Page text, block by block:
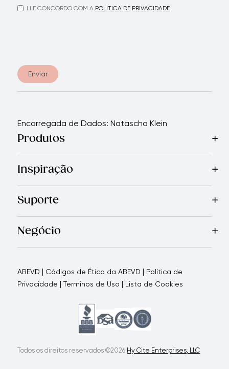
LI E CONCORDO COM A POLITICA DE PRIVACIDADE
Enviar
Encarregada de Dados: Natascha Klein
Produtos
Mais VendidosCozinhaFacasTalheresEletrodomésticos
Inspiração
ReceitasBlogRevista Royal PrestigePrograma de
Suporte
Garantia LimitadaQuem SomosEntre em Contato
Negócio
Porque nos escolherComo apoiamos seu negócio
ABEVD | Códigos de Ética da ABEVD | Política de
Privacidade |Terminos de Uso | Lista de Cookies
Todos os direitos reservados ©2026 Hy Cite Enterprises, LLC